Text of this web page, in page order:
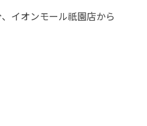
イオンモール祇園店から